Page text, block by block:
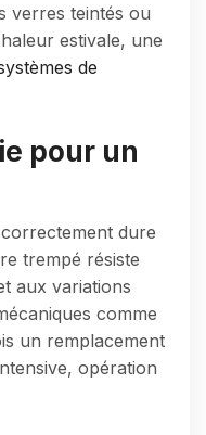
verres teintés ou
estivale, une
de
pour un
dure
trempé résiste
aux variations
comme
un remplacement
opération